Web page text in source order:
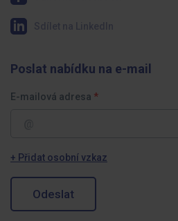
Poslat nabídku na e-mail
E-mailová adresa
+ Přidat osobní vzkaz
Odeslat